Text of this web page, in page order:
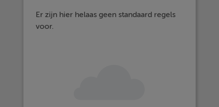
Er zijn hier helaas geen standaard regels
voor.